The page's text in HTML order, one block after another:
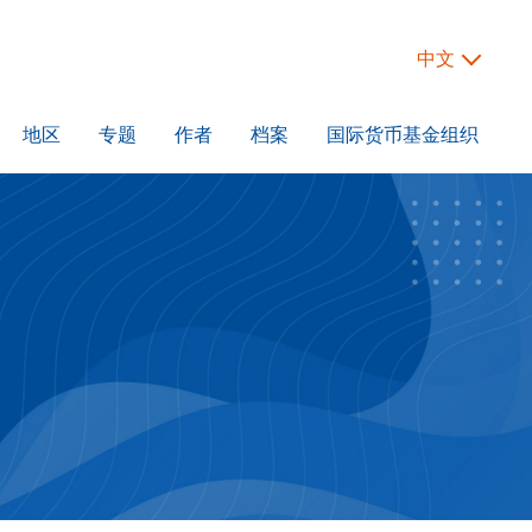
中文
地区 专题 作者 档案 国际货币基金组织